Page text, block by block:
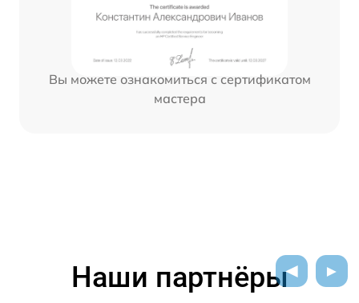
Вы можете ознакомиться с сертификатом
мастера
Наши партнёры